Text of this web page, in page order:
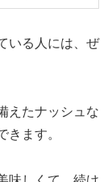
いる人には、ぜ
えたナッシュな
きます。